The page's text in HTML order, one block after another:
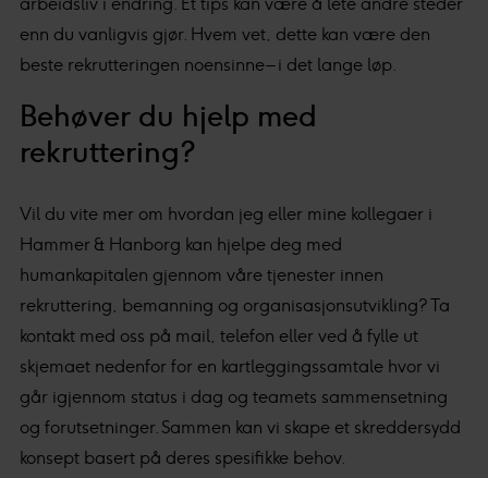
enn du vanligvis gjør. Hvem vet, dette kan være den
beste rekrutteringen noensinne – i det lange løp.
Behøver du hjelp med
rekruttering?
Vil du vite mer om hvordan jeg eller mine kollegaer i
Hammer & Hanborg kan hjelpe deg med
humankapitalen gjennom våre tjenester innen
rekruttering, bemanning og organisasjonsutvikling? Ta
kontakt med oss på mail, telefon eller ved å fylle ut
skjemaet nedenfor for en kartleggingssamtale hvor vi
går igjennom status i dag og teamets sammensetning
og forutsetninger. Sammen kan vi skape et skreddersydd
konsept basert på deres spesifikke behov.